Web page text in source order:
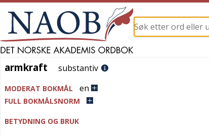
armkraft
armkraft substantiv
MODERAT BOKMÅL en
FULL BOKMÅLSNORM
BETYDNING OG BRUK